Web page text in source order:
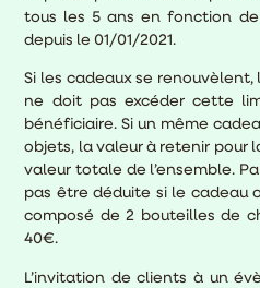
tous les 5 ans en fonction de
depuis le 01/01/2021.
Si les cadeaux se
ne doit pas excéder cette
bénéficiaire. Si un même
objets, la valeur à retenir pour
valeur totale de l’ensemble.
pas être déduite si le cadeau
composé de 2 bouteilles de
40€.
L’invitation de clients à un